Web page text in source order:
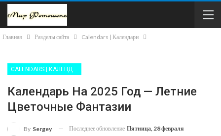
Главная Разделы сайта Calendars | Календари
Календарь На 2025 Год — Летние
Цветочные Фантазии
By Sergey Последнее обновление Пятница, 28 февраля